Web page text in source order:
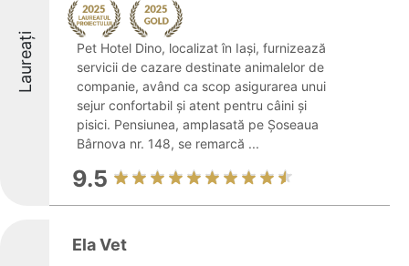
Laureați
Pet Hotel Dino, localizat în Iași, furnizează
servicii de cazare destinate animalelor de
companie, având ca scop asigurarea unui
sejur confortabil și atent pentru câini și
pisici. Pensiunea, amplasată pe Șoseaua
Bârnova nr. 148, se remarcă ...
9.5
Ela Vet